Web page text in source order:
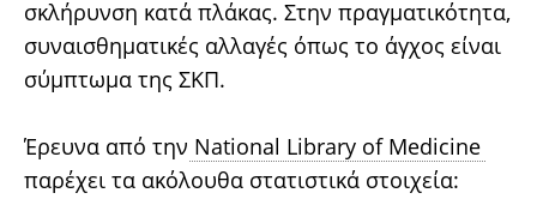
σκλήρυνση κατά πλάκας. Στην πραγματικότητα,
συναισθηματικές αλλαγές όπως το άγχος είναι
σύμπτωμα της ΣΚΠ.
Έρευνα από την National Library of Medicine
παρέχει τα ακόλουθα στατιστικά στοιχεία: